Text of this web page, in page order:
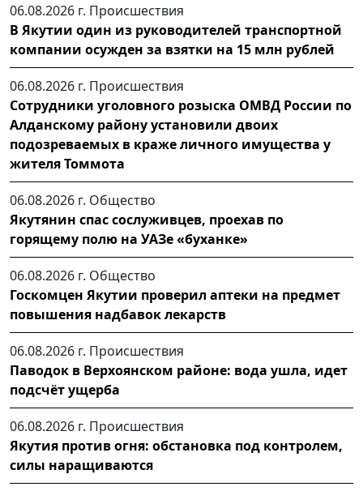
06.08.2026 г. Происшествия
В Якутии один из руководителей транспортной
компании осужден за взятки на 15 млн рублей
06.08.2026 г. Происшествия
Сотрудники уголовного розыска ОМВД России по
Алданскому району установили двоих
подозреваемых в краже личного имущества у
жителя Томмота
06.08.2026 г. Общество
Якутянин спас сослуживцев, проехав по
горящему полю на УАЗе «буханке»
06.08.2026 г. Общество
Госкомцен Якутии проверил аптеки на предмет
повышения надбавок лекарств
06.08.2026 г. Происшествия
Паводок в Верхоянском районе: вода ушла, идет
подсчёт ущерба
06.08.2026 г. Происшествия
Якутия против огня: обстановка под контролем,
силы наращиваются